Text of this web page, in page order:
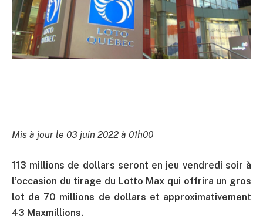
Mis à jour le 03 juin 2022 à 01h00
113 millions de dollars seront en jeu vendredi soir à
l’occasion du tirage du Lotto Max qui offrira un gros
lot de 70 millions de dollars et approximativement
43 Maxmillions.